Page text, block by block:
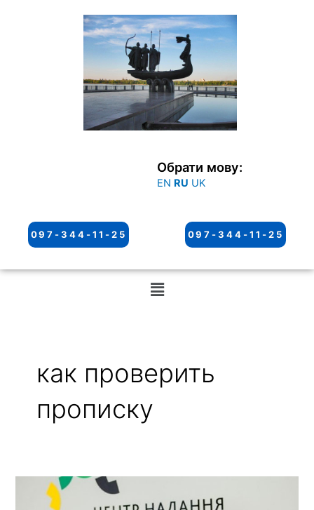
Обрати мову:
EN RU UK
097-344-11-25 097-344-11-25
Меню
как проверить
прописку
Ищете